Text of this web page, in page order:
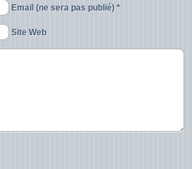
Email (ne sera pas publié) *
Site Web